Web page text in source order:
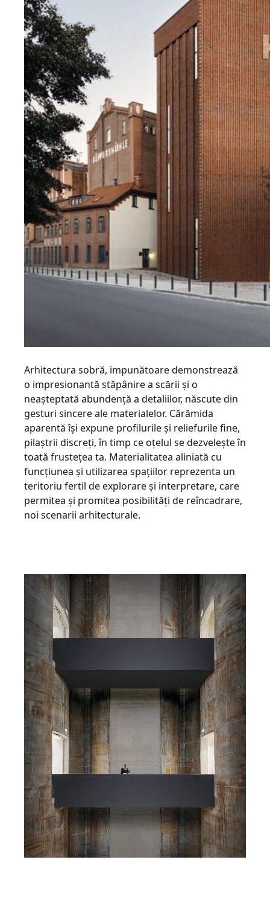
Arhitectura sobră, impunătoare demonstrează
o impresionantă stăpânire a scării și o
neașteptată abundență a detaliilor, născute din
gesturi sincere ale materialelor. Cărămida
aparentă își expune profilurile și reliefurile fine,
pilaștrii discreți, în timp ce oțelul se dezvelește în
toată frustețea ta. Materialitatea aliniată cu
funcțiunea și utilizarea spațiilor reprezenta un
teritoriu fertil de explorare și interpretare, care
permitea și promitea posibilități de reîncadrare,
noi scenarii arhitecturale.